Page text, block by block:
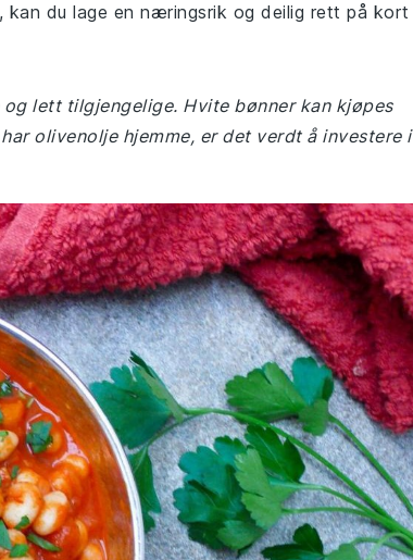
kan du lage en næringsrik og deilig rett på kort
lett tilgjengelige. Hvite bønner kan kjøpes
olivenolje hjemme, er det verdt å investere i